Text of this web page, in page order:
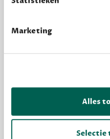
Marketing
Alles
Selectie
MAAK GRATIS KENNIS
Dewey Free
Krijg boekentips,